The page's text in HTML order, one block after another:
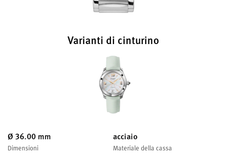
Varianti di cinturino
Ø 36.00 mm
Dimensioni
acciaio
Materiale della cassa